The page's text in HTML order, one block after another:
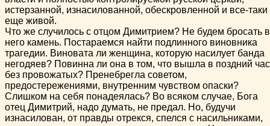
истерзанной, изнасилованной, обескровленной и все-таки
еще живой.
Что же случилось с отцом Димитрием? Не будем бросать в
него камень. Постараемся найти подлинного виновника
трагедии. Виновата ли женщина, которую насилует банда
негодяев? Повинна ли она в том, что вышла в поздний час
без провожатых? Пренебрегла советом,
предостережениями, внутренним чувством опаски?
Слишком на себя понадеялась? Во всяком случае, Бога
отец Димитрий, надо думать, не предал. Но, будучи
изнасилован, от правды отрекся, спелся с насильниками,